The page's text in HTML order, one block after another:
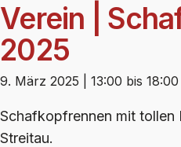
Verein |
2025
9. März 2025 | 13:00 bis 18:00
Schafkopfrennen mit tollen
Streitau.